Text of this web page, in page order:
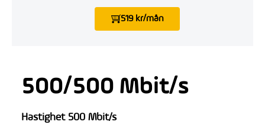
519 kr/mån
500/500 Mbit/s
Hastighet 500 Mbit/s